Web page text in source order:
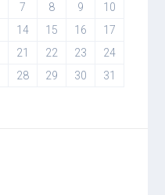
7 8 9
10
14 15 16
17
21 22 23
24
28 29 30
31